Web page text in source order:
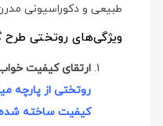
طبیعی و دکوراسیونی
ویژگی‌های روتختی طرح
ارتقای کیفیت
روتختی از پارچه
کیفیت ساخته